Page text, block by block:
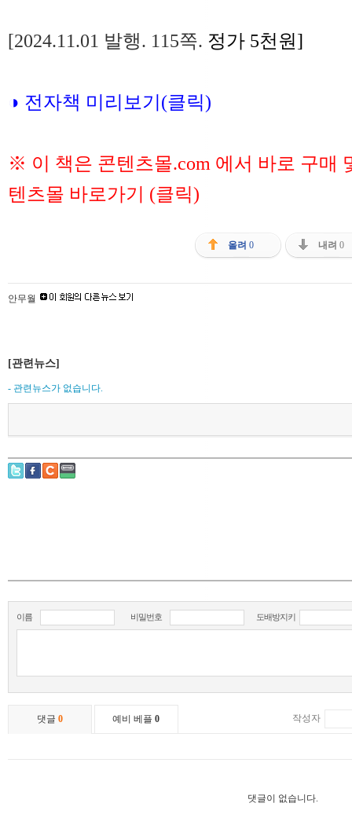
[2024.11.01 발행. 115쪽. 정가 5천원]
◑ 전자책 미리보기(클릭)
※ 이 책은 콘텐츠몰.com 에서 바로 구매
텐츠몰 바로가기 (클릭)
올려 0 내려 0
안무월
[관련뉴스]
- 관련뉴스가 없습니다.